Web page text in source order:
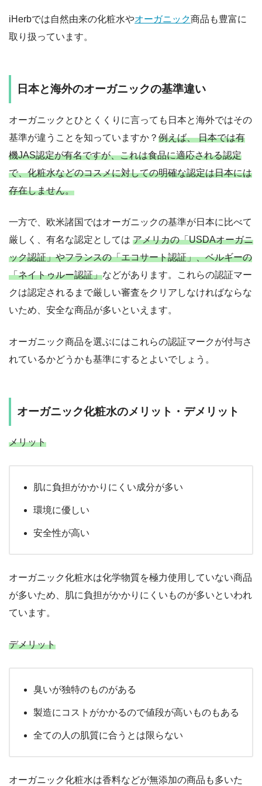
iHerbでは自然由来の化粧水やオーガニック商品も豊富に
取り扱っています。
日本と海外のオーガニックの基準違い
オーガニックとひとくくりに言っても日本と海外ではその
基準が違うことを知っていますか？ 例えば、 日本では有
機JAS認定が有名ですが、これは食品に適応される認定
で、化粧水などのコスメに対しての明確な認定は日本には
存在しません。
一方で、欧米諸国ではオーガニックの基準が日本に比べて
厳しく、有名な認定としては アメリカの「USDAオーガニ
ック認証」やフランスの「エコサート認証」、ベルギーの
「ネイトゥルー認証」などがあります。これらの認証マー
クは認定されるまで厳しい審査をクリアしなければならな
いため、安全な商品が多いといえます。
オーガニック商品を選ぶにはこれらの認証マークが付与さ
れているかどうかも基準にするとよいでしょう。
オーガニック化粧水のメリット・デメリット
メリット
肌に負担がかかりにくい成分が多い
環境に優しい
安全性が高い
オーガニック化粧水は化学物質を極力使用していない商品
が多いため、肌に負担がかかりにくいものが多いといわれ
ています。
デメリット
臭いが独特のものがある
製造にコストがかかるので値段が高いものもある
全ての人の肌質に合うとは限らない
オーガニック化粧水は香料などが無添加の商品も多いた